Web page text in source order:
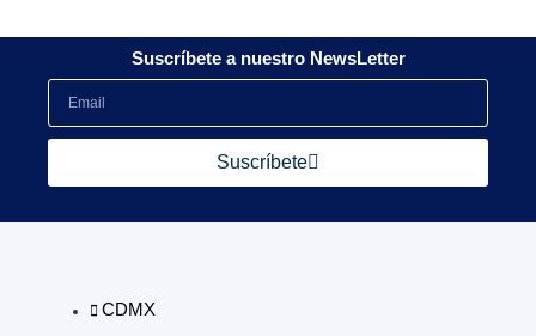
Suscríbete a nuestro NewsLetter
Suscríbete
CDMX